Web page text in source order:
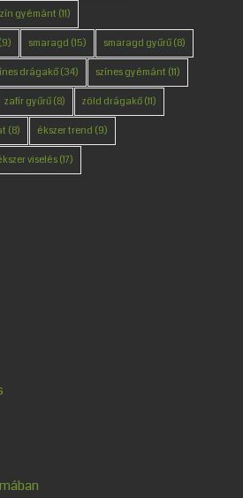
gyémánt (11)
smaragd (15) smaragd gyűrű(8)
drágakő(34) színes gyémánt (11)
zafír gyűrű(8) zöld drágakő(11)
(8) ékszer trend (9)
viselés(17)